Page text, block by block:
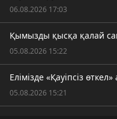
06.08.2026 17:03
Қымызды қысқа қалай
05.08.2026 15:22
Елімізде «Қауіпсіз
05.08.2026 15:21